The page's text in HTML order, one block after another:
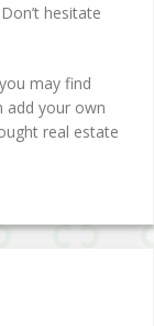
hesitate
may find
add your own
real estate